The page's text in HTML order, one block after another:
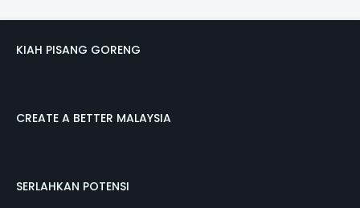
KIAH PISANG GORENG
CREATE A BETTER MALAYSIA
SERLAHKAN POTENSI